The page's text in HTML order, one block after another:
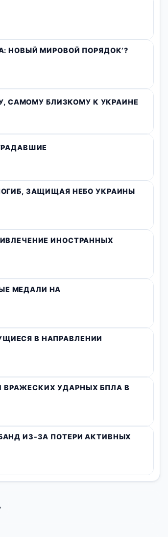
НОВЫЙ МИРОВОЙ ПОРЯДОК’?
САМОМУ БЛИЗКОМУ К УКРАИНЕ
ЗАЩИЩАЯ НЕБО УКРАИНЫ
ИНОСТРАННЫХ
МЕДАЛИ НА
В НАПРАВЛЕНИИ
УДАРНЫХ БПЛА В
ИЗ-ЗА ПОТЕРИ АКТИВНЫХ